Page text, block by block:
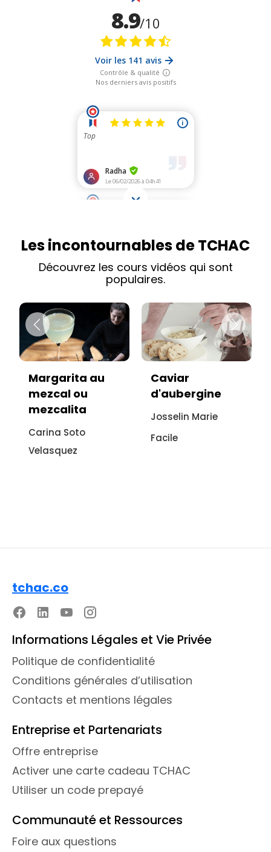
Les incontournables de TCHAC
Découvrez les cours vidéos qui sont
populaires.
Caviar
d'aubergine
Josselin Marie
Facile
Vitello tonnato
sans viande :
recette
italienne à
l'aubergine
tchac.co
Informations Légales et Vie Privée
Politique de confidentialité
Conditions générales d’utilisation
Contacts et mentions légales
Entreprise et Partenariats
Offre entreprise
Activer une carte cadeau TCHAC
Utiliser un code prepayé
Communauté et Ressources
Foire aux questions